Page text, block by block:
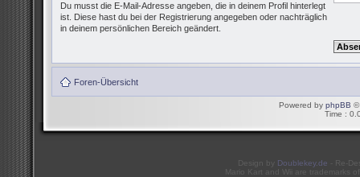
Du musst die E-Mail-Adresse angeben, die in deinem Profil hinterlegt
ist. Diese hast du bei der Registrierung angegeben oder nachträglich
in deinem persönlichen Bereich geändert.
Foren-Übersicht
Powered by phpBB ©
Time :
Design by Doublekey.de - Re-
Mario Kart and Wii are trademarks